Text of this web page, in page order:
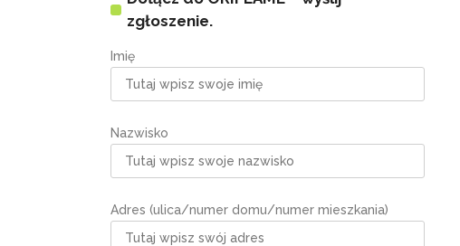
zgłoszenie.
Imię
Nazwisko
Adres (ulica/numer domu/numer mieszkania)